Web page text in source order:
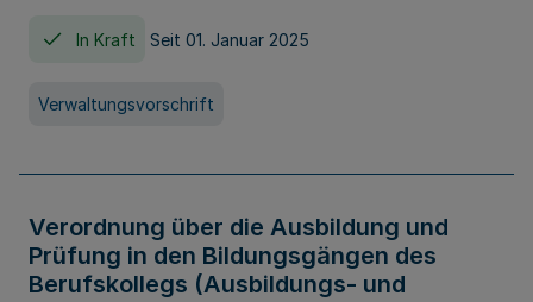
In Kraft Seit 01. Januar 2025
Verwaltungsvorschrift
Verordnung über die Ausbildung und
Prüfung in den Bildungsgängen des
Berufskollegs (Ausbildungs- und